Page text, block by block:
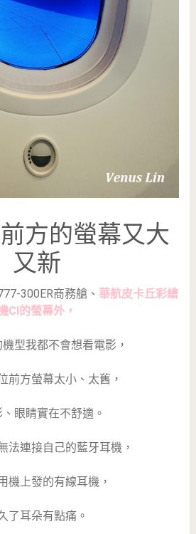
方的螢幕又大
又新
300ER商務艙、 華航皮卡丘彩繪
CI的螢幕外，
型我都不會想看電影，
前方螢幕太小、太舊，
眼睛實在不舒適。
法連接自己的藍牙耳機，
機上發的有線耳機，
了耳朵有點痛。